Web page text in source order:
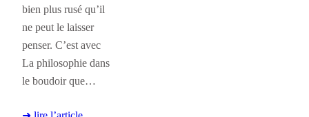
bien plus rusé qu’il
ne peut le laisser
penser. C’est avec
La philosophie dans
le boudoir que…